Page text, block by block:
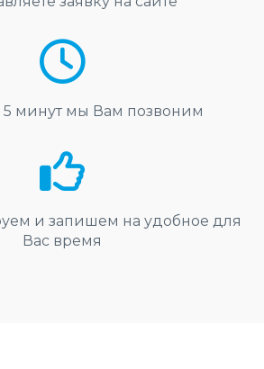
5 минут мы Вам позвоним
и запишем на удобное для
Вас время